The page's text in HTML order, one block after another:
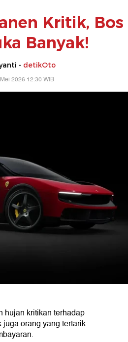
Kritik, Bos
Banyak!
- detikOto
2026 12:30 WIB
hujan kritikan terhadap
orang yang tertarik